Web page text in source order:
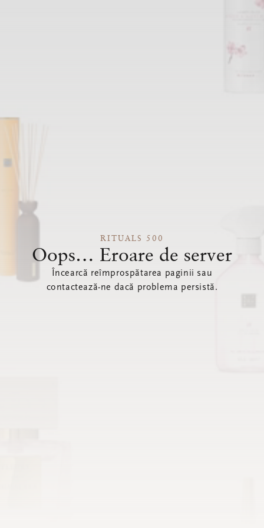
RITUALS 500
Oops… Eroare de server
Încearcă reîmprospătarea paginii sau
contactează-ne dacă problema persistă.